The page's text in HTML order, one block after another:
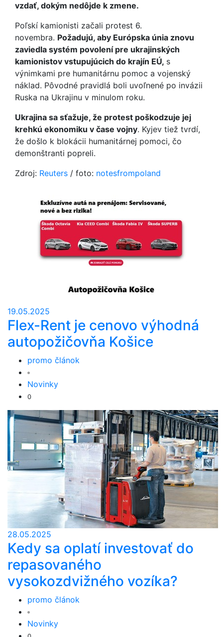
vzdať, dokým nedôjde k zmene.
Poľskí kamionisti začali protest 6.
novembra. Požadujú, aby Európska únia znovu
zaviedla systém povolení pre ukrajinských
kamionistov vstupujúcich do krajín EÚ, s
výnimkami pre humanitárnu pomoc a vojenský
náklad. Pôvodné pravidlá boli uvoľnené po invázii
Ruska na Ukrajinu v minulom roku.
Ukrajina sa sťažuje, že protest poškodzuje jej
krehkú ekonomiku v čase vojny. Kyjev tiež tvrdí,
že došlo k blokácii humanitárnej pomoci, čo
demonštranti popreli.
Zdroj: Reuters / foto: notesfrompoland
19.05.2025
Flex-Rent je cenovo výhodná
autopožičovňa Košice
promo článok
Novinky
0
28.05.2025
Kedy sa oplatí investovať do
repasovaného
vysokozdvižného vozíka?
promo článok
Novinky